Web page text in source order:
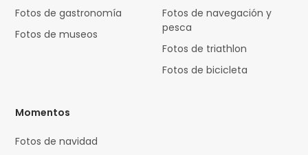
Fotos de gastronomía
Fotos de museos
Fotos de navegación y
pesca
Fotos de triathlon
Fotos de bicicleta
Momentos
Fotos de navidad